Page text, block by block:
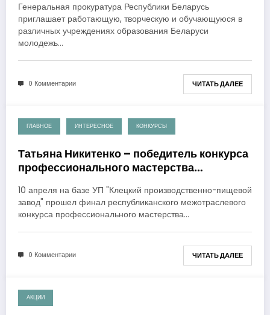
Генеральная прокуратура Республики Беларусь
приглашает работающую, творческую и обучающуюся в
различных учреждениях образования Беларуси
молодежь…
0 Комментарии ЧИТАТЬ ДАЛЕЕ
11.04.2018
ГЛАВНОЕ ИНТЕРЕСНОЕ КОНКУРСЫ
Татьяна Никитенко – победитель конкурса
профессионального мастерства
пекарей
10 апреля на базе УП "Клецкий производственно-пищевой
завод" прошел финал республиканского межотраслевого
конкурса профессионального мастерства…
0 Комментарии ЧИТАТЬ ДАЛЕЕ
02.04.2018
АКЦИИ